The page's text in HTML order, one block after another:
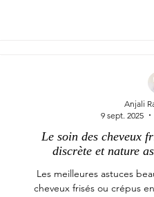
Le soin des cheveux
discrète et nature
Les meilleures astuces
cheveux frisés ou crépus
Anjali
9 sept. 2025